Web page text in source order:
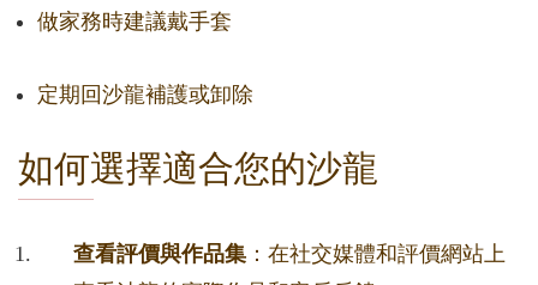
做家務時建議戴手套
定期回沙龍補護或卸除
如何選擇適合您的沙龍
查看評價與作品集 ：在社交媒體和評價網站上